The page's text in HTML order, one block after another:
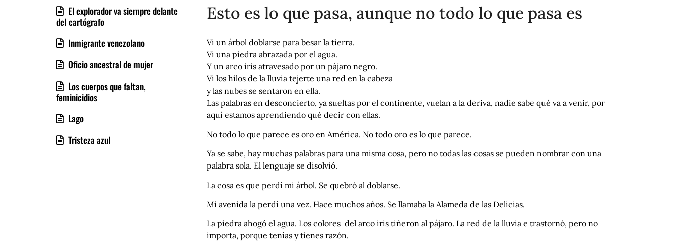
El explorador va siempre delante
del cartógrafo
Inmigrante venezolano
Oficio ancestral de mujer
Los cuerpos que faltan,
feminicidios
Lago
Tristeza azul
Esto es lo que pasa, aunque no todo lo que pasa es
Vi un árbol doblarse para besar la tierra.
Vi una piedra abrazada por el agua.
Y un arco iris atravesado por un pájaro negro.
Vi los hilos de la lluvia tejerte una red en la cabeza
y las nubes se sentaron en ella.
Las palabras en desconcierto, ya sueltas por el continente, vuelan a la deriva, nadie sabe qué va a venir, por
aquí estamos aprendiendo qué decir con ellas.
No todo lo que parece es oro en América. No todo oro es lo que parece.
Ya se sabe, hay muchas palabras para una misma cosa, pero no todas las cosas se pueden nombrar con una
palabra sola. El lenguaje se disolvió.
La cosa es que perdí mi árbol. Se quebró al doblarse.
Mi avenida la perdí una vez. Hace muchos años. Se llamaba la Alameda de las Delicias.
La piedra ahogó el agua. Los colores del arco iris tiñeron al pájaro. La red de la lluvia e trastornó, pero no
importa, porque tenías y tienes razón.